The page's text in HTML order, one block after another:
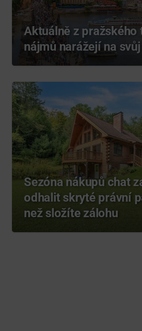
Aktuálně z pražského
nájmů narážejí na
Sezóna nákupů chat
odhalit skryté právní
než složíte zálohu